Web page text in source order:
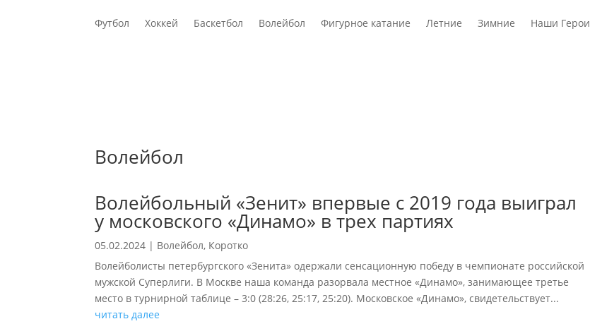
Футбол Хоккей Баскетбол Волейбол Фигурное катание Летние Зимние Наши Герои
Волейбол
Волейбольный «Зенит» впервые с 2019 года выиграл
у московского «Динамо» в трех партиях
05.02.2024 | Волейбол, Коротко
Волейболисты петербургского «Зенита» одержали сенсационную победу в чемпионате российской
мужской Суперлиги. В Москве наша команда разорвала местное «Динамо», занимающее третье
место в турнирной таблице – 3:0 (28:26, 25:17, 25:20). Московское «Динамо», свидетельствует...
читать далее